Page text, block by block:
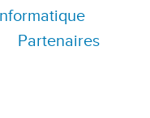
Partenaires